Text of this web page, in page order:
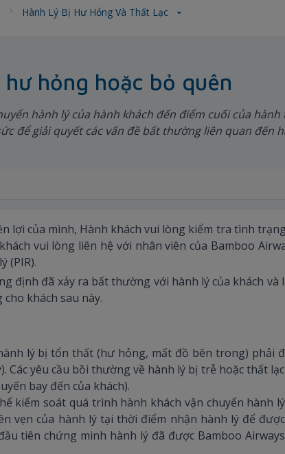
Hành Lý Bị Hư Hỏng Và Thất Lạc
hỏng hoặc bỏ quên
hành lý của hành khách đến điểm cuối của
để giải quyết các vấn đề bất thường liên quan
lợi của mình, Hành khách vui lòng kiểm tra tình
vui lòng liên hệ với nhân viên của Bamboo
(PIR).
định đã xảy ra bất thường với hành lý của khách
khách sau này.
lý bị tổn thất (hư hỏng, mất đồ bên trong) phải
Các yêu cầu bồi thường về hành lý bị trễ hoặc thất
bay đến của khách).
kiểm soát quá trình hành khách vận chuyển hành
vẹn của hành lý tại thời điểm nhận hành lý để
tiên chứng minh hành lý đã được Bamboo